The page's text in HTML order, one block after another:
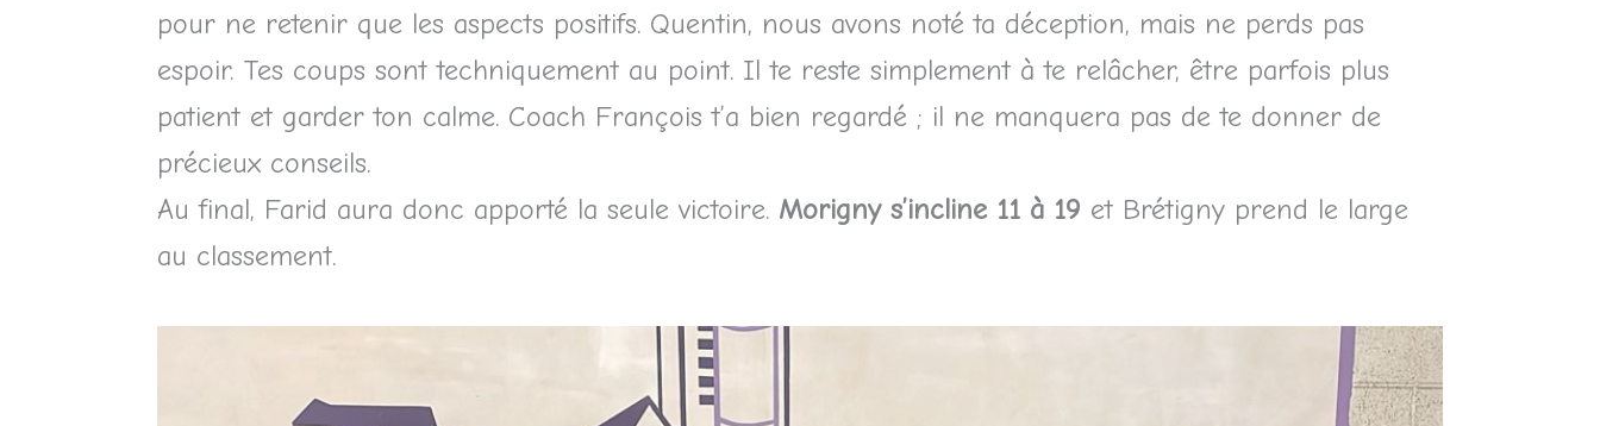
pour ne retenir que les aspects positifs. Quentin, nous avons noté ta déception, mais ne perds pas
espoir. Tes coups sont techniquement au point. Il te reste simplement à te relâcher, être parfois plus
patient et garder ton calme. Coach François t’a bien regardé ; il ne manquera pas de te donner de
précieux conseils.
Au final, Farid aura donc apporté la seule victoire. Morigny s’incline 11 à 19 et Brétigny prend le large
au classement.